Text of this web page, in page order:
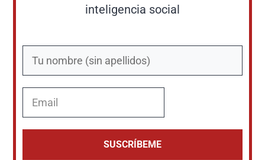
inteligencia social
SUSCRÍBEME